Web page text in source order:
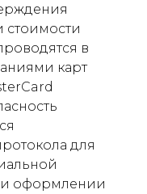
стоимости
в
карт
для
оформлении